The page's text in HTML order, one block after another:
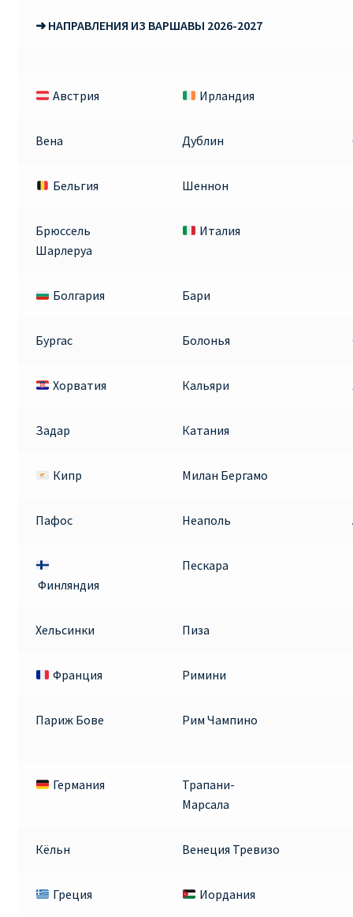
Акции RYANAIR из Варшавы
Акции RYANAIR из Вильнюса
Акции RYANAIR из Каунаса
БИЛЕТЫ RYANAIR | ПОИСК ЛУЧШЕЙ ЦЕНЫ |
ИНФОРМАЦИЯ ДЛЯ ПАССАЖИРОВ
➜ НАПРАВЛЕНИЯ ИЗ ВАРШАВЫ 2026-2027
Австрия Ирландия
Вена Дублин
Бельгия Шеннон
Брюссель
Шарлеруа
Италия
Болгария Бари
Бургас Болонья
Хорватия Кальяри
Задар Катания
Кипр Милан Бергамо
Пафос Неаполь
Финляндия
Пескара
Хельсинки Пиза
Франция Римини
Париж Бове Рим Чампино
Германия
Трапани-
Марсала
Кёльн Венеция Тревизо
Греция Иордания